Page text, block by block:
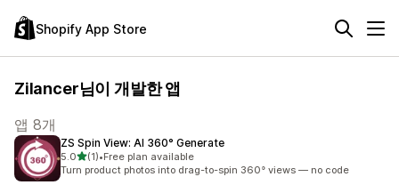
Shopify App Store
Zilancer님이 개발한 앱
앱 8개
ZS Spin View: AI 360° Generate
5.0별 5개 중
(1)
총 리뷰 1개
•Free plan available
Turn product photos into drag-to-spin 360° views — no code